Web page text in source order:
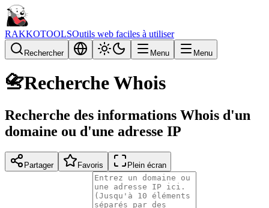
RAKKOTOOLSOutils web faciles à utiliser
Rechercher Menu Menu
📇Recherche Whois
Recherche des informations Whois d'un
domaine ou d'une adresse IP
Partager Favoris Plein écran